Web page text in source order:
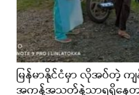
မြန်မာနိုင်ငံမှာ လိုအပ်တဲ့ က
အကန့်အသတ်နဲ့သာရရှိနေတ